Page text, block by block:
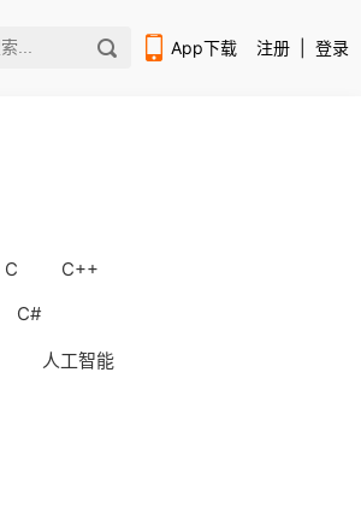
App下载 注册 登录
C
C++
C#
人工智能